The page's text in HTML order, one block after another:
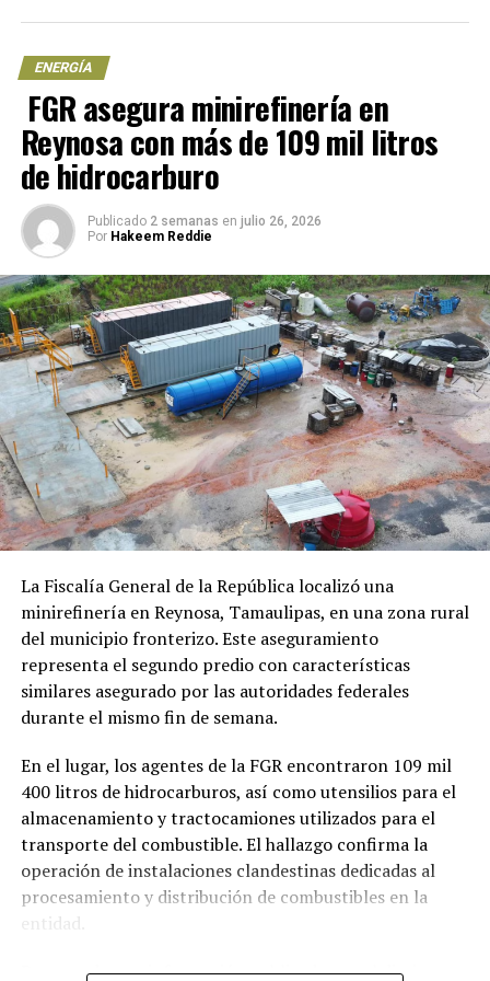
petróleo crudo equivalente, con una probabilidad de
NOTICIAS RELACIONADAS CNH EXPLORACIÓN
PEMEX
PEP
POZO
UP NEXT
Iberdrola no ha comunicado que cancela inversión
millonaria en México: AMLO
DON'T MISS
Dan suspensión definitiva contra acuerdos de Sener y
Cenace
ENERGÍA
FGR asegura minirefinería en
Reynosa con más de 109 mil litros
de hidrocarburo
Publicado 2 semanas en julio 26, 2026
Por Hakeem Reddie
La Fiscalía General de la República localizó una
minirefinería en Reynosa, Tamaulipas, en una zona rural
del municipio fronterizo. Este aseguramiento
representa el segundo predio con características
similares asegurado por las autoridades federales
durante el mismo fin de semana.
En el lugar, los agentes de la FGR encontraron 109 mil
400 litros de hidrocarburos, así como utensilios para el
almacenamiento y tractocamiones utilizados para el
transporte del combustible. El hallazgo confirma la
operación de instalaciones clandestinas dedicadas al
procesamiento y distribución de combustibles en la
entidad.
De acuerdo con información publicada por el diario